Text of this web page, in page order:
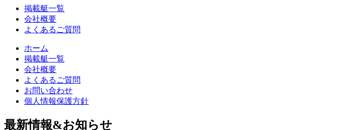
掲載艇一覧
会社概要
よくあるご質問
ホーム
掲載艇一覧
会社概要
よくあるご質問
お問い合わせ
個人情報保護方針
最新情報&お知らせ